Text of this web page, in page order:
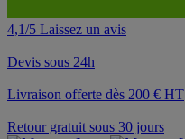
4,1/5 Laissez un avis
Devis sous 24h
Livraison offerte dès 200 € HT
Retour gratuit sous 30 jours